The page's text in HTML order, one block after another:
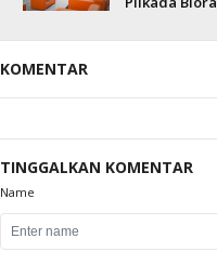
KOMENTAR
TINGGALKAN KOMENTAR
Name